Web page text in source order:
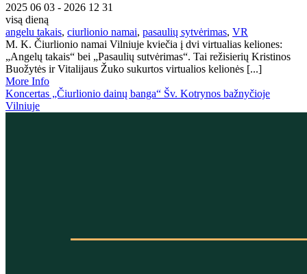
2025 06 03 - 2026 12 31
visą dieną
angelu takais, ciurlionio namai, pasaulių sytvėrimas, VR
M. K. Čiurlionio namai Vilniuje kviečia į dvi virtualias keliones:
„Angelų takais“ bei „Pasaulių sutvėrimas“. Tai režisierių Kristinos
Buožytės ir Vitalijaus Žuko sukurtos virtualios kelionės [...]
More Info
Koncertas „Čiurlionio dainų banga“ Šv. Kotrynos bažnyčioje
Vilniuje